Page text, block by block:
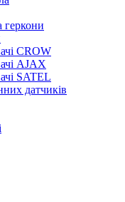
геркони
CROW
AJAX
SATEL
датчиків